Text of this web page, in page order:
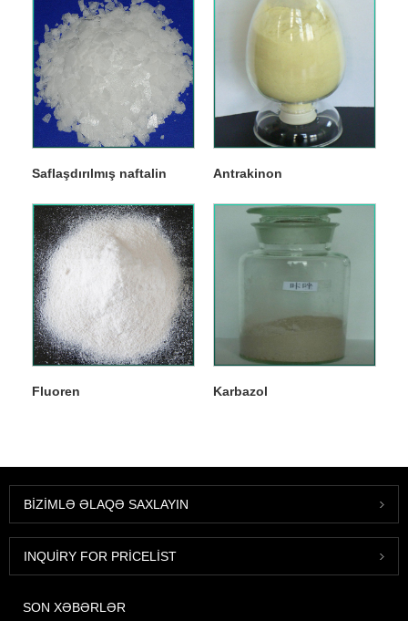
Saflaşdırılmış naftalin Antrakinon
Fluoren Karbazol
BIZIMLƏ ƏLAQƏ SAXLAYIN
INQUIRY FOR PRICELIST
SON XƏBƏRLƏR